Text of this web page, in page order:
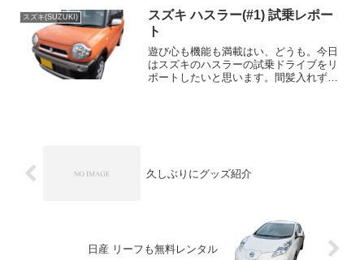
すが、再びフルモデル...
スズキ(SUZUKI)
スズキ ハスラー(#1) 試乗レポー
ト
遊び心も機能も満載はい、どうも。今日
はスズキのハスラーの試乗ドライブをリ
ポートしたいと思います。間髪入れずに
久しぶりにグッズ紹介
日産 リーフも無料レンタル